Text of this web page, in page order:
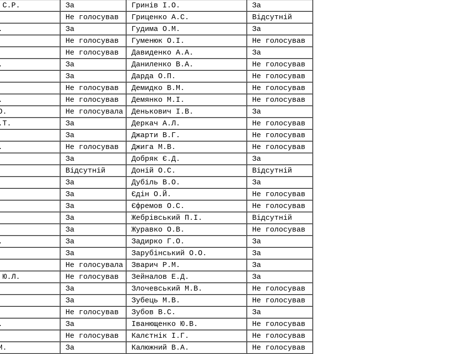
С.Р.
За Гринів І.О.
За
Не голосував Гриценко А.С.
Відсутній
За Гудима О.М.
За
Не голосував Гуменюк О.І.
Не голосував
Не голосував Давиденко А.А.
За
За Даниленко В.А.
Не голосував
За Дарда О.П.
Не голосував
Не голосував Демидко В.М.
Не голосував
Не голосував Демянко М.І.
Не голосував
Не голосувала Денькович І.В.
За
За Деркач А.Л.
Не голосував
За Джарти В.Г.
Не голосував
Не голосував Джига М.В.
Не голосував
За Добряк Є.Д.
За
Відсутній Доній О.С.
Відсутній
За Дубіль В.О.
За
За Єдін О.Й.
Не голосував
За Єфремов О.С.
Не голосував
За Жебрівський П.І.
Відсутній
За Журавко О.В.
Не голосував
За Задирко Г.О.
За
За Зарубінський О.О.
За
Не голосувала Зварич Р.М.
За
Ю.Л.
Не голосував Зейналов Е.Д.
За
За Злочевський М.В.
Не голосував
За Зубець М.В.
Не голосував
Не голосував Зубов В.С.
За
За Іванющенко Ю.В.
Не голосував
Не голосував Калєтнік І.Г.
Не голосував
За Калюжний В.А.
Не голосував